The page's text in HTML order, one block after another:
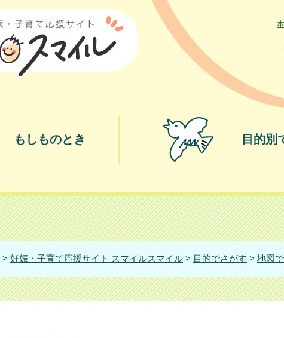
もしものとき 目的別
> 妊娠・子育て応援サイト スマイルスマイル > 目的でさがす > 地図